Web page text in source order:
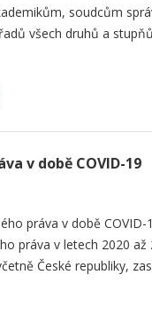
soudcům
všech druhů a
v době COVID-19
práva v době COVID-
práva v letech 2020 až
České republiky,